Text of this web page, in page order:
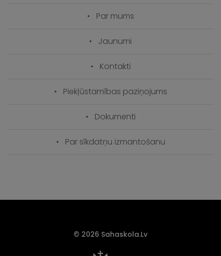
Par mums
Jaunumi
Kontakti
Piekļūstamības paziņojums
Dokumenti
Par sīkdatņu izmantošanu
© 2026 Sahaskola.lv